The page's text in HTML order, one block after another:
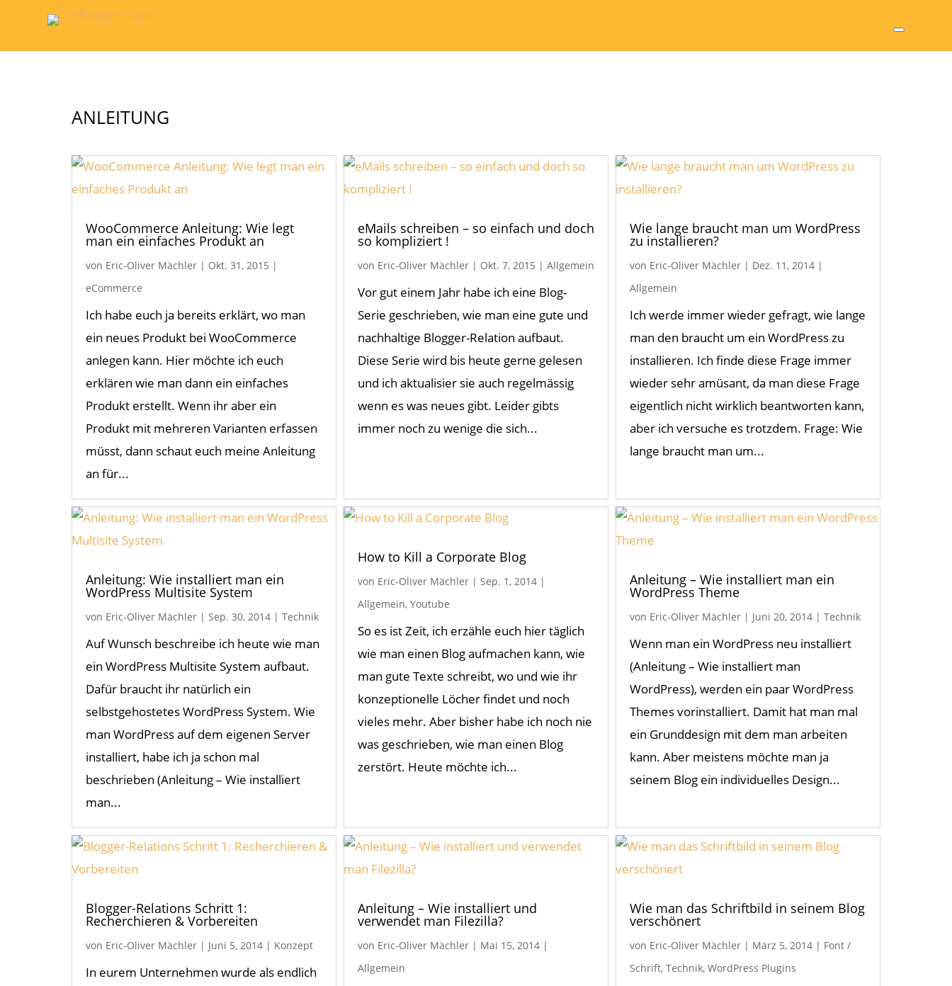
ANLEITUNG
WooCommerce Anleitung: Wie legt
man ein einfaches Produkt an
von Eric-Oliver Mächler| Okt. 31, 2015 |
eCommerce
Ich habe euch ja bereits erklärt, wo man
ein neues Produkt bei WooCommerce
anlegen kann. Hier möchte ich euch
erklären wie man dann ein einfaches
Produkt erstellt. Wenn ihr aber ein
Produkt mit mehreren Varianten erfassen
müsst, dann schaut euch meine Anleitung
an für...
eMails schreiben – so einfach und doch
so kompliziert !
von Eric-Oliver Mächler| Okt. 7, 2015 | Allgemein
Vor gut einem Jahr habe ich eine Blog-
Serie geschrieben, wie man eine gute und
nachhaltige Blogger-Relation aufbaut.
Diese Serie wird bis heute gerne gelesen
und ich aktualisier sie auch regelmässig
wenn es was neues gibt. Leider gibts
immer noch zu wenige die sich...
Wie lange braucht man um WordPress
zu installieren?
von Eric-Oliver Mächler | Dez. 11, 2014 |
Allgemein
Ich werde immer wieder gefragt, wie lange
man den braucht um ein WordPress zu
installieren. Ich finde diese Frage immer
wieder sehr amüsant, da man diese Frage
eigentlich nicht wirklich beantworten kann,
aber ich versuche es trotzdem. Frage: Wie
lange braucht man um...
Anleitung: Wie installiert man ein
WordPress Multisite System
von Eric-Oliver Mächler| Sep. 30, 2014| Technik
Auf Wunsch beschreibe ich heute wie man
ein WordPress Multisite System aufbaut.
Dafür braucht ihr natürlich ein
selbstgehostetes WordPress System. Wie
man WordPress auf dem eigenen Server
installiert, habe ich ja schon mal
beschrieben (Anleitung – Wie installiert
man...
How to Kill a Corporate Blog
von Eric-Oliver Mächler| Sep. 1, 2014|
Allgemein, Youtube
So es ist Zeit, ich erzähle euch hier täglich
wie man einen Blog aufmachen kann, wie
man gute Texte schreibt, wo und wie ihr
konzeptionelle Löcher findet und noch
vieles mehr. Aber bisher habe ich noch nie
was geschrieben, wie man einen Blog
zerstört. Heute möchte ich...
Anleitung – Wie installiert man ein
WordPress Theme
von Eric-Oliver Mächler | Juni 20, 2014 |Technik
Wenn man ein WordPress neu installiert
(Anleitung – Wie installiert man
WordPress), werden ein paar WordPress
Themes vorinstalliert. Damit hat man mal
ein Grunddesign mit dem man arbeiten
kann. Aber meistens möchte man ja
seinem Blog ein individuelles Design...
Blogger-Relations Schritt 1:
Recherchieren & Vorbereiten
von Eric-Oliver Mächler| Juni 5, 2014| Konzept
In eurem Unternehmen wurde als endlich
Anleitung – Wie installiert und
verwendet man Filezilla?
von Eric-Oliver Mächler| Mai 15, 2014|
Allgemein
Wie man das Schriftbild in seinem Blog
verschönert
von Eric-Oliver Mächler | März 5, 2014 | Font /
Schrift,Technik,WordPress Plugins